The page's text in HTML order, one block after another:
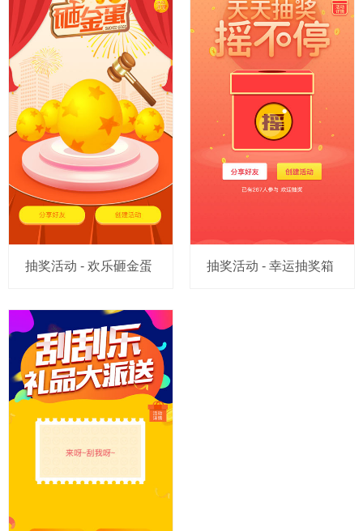
抽奖活动 - 欢乐砸金蛋 抽奖活动 - 幸运抽奖箱